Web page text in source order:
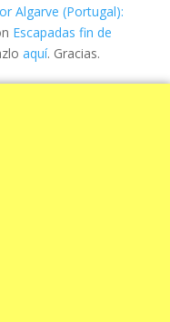
Algarve (Portugal):
Escapadas fin de
aquí. Gracias.